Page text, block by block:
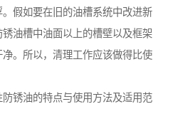
假如要在旧的油槽系统中改进新
油槽中油面以上的槽壁以及框架
净。所以，清理工作应该做得比使
锈油的特点与使用方法及适用范